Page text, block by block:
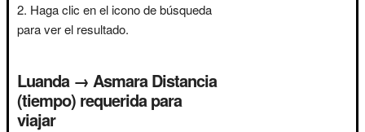
Haga clic en el icono de búsqueda
para ver el resultado.
Luanda → Asmara Distancia
(tiempo) requerida para
viajar